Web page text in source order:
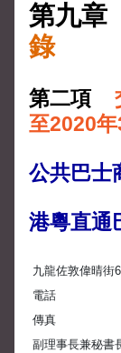
第九章
錄
第二項
至2020年
公共巴士
港粵直通
九龍佐敦偉晴街
電話
傳真
副理事長兼秘書